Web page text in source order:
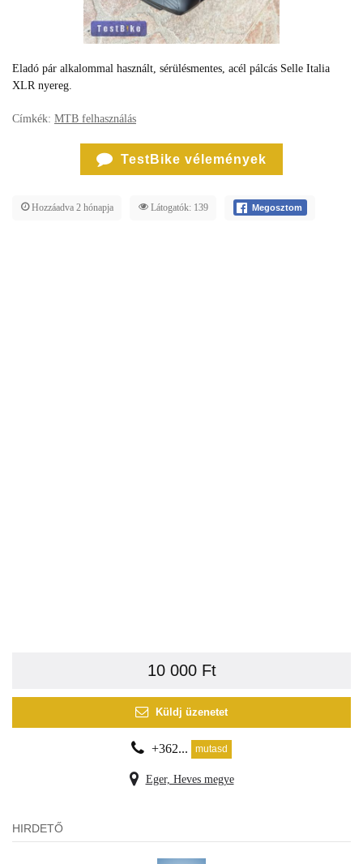
Eladó pár alkalommal használt, sérülésmentes, acél pálcás Selle Italia
XLR nyereg.
Címkék: MTB felhasználás
TestBike vélemények
Hozzáadva 2 hónapja Látogatók: 139 Megosztom
10 000 Ft
Küldj üzenetet
+362... mutasd
Eger, Heves megye
HIRDETŐ